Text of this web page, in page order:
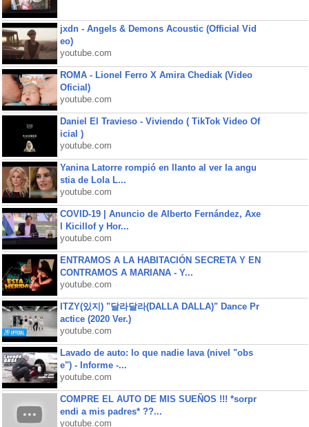
jxdn - Angels & Demons Acoustic (Official Vid
eo)
youtube.com
ROMA - Lionel Ferro X Amira Chediak (Video
Oficial)
youtube.com
Daniel El Travieso - Viviendo ( TikTok Video Of
icial )
youtube.com
Yanina Latorre rompió en llanto al ver la angu
stia de Lola L...
youtube.com
COVID-19 | Anuncio de Alberto Fernández, Axe
l Kicillof y Hor...
youtube.com
ENTRAMOS A LA HABITACIÓN SECRETA Y EN
CONTRAMOS A MARIANA - Y...
youtube.com
ITZY(있지) "달라달라(DALLA DALLA)" Dance Pr
actice (2020 Ver.)
youtube.com
Lavado de auto: lo que nadie lava (nivel "obs
e") - Informe -...
youtube.com
COMPRE EL AUTO DE MIS SUEÑOS !!! *sorpr
endi a mis padres* ??...
youtube.com